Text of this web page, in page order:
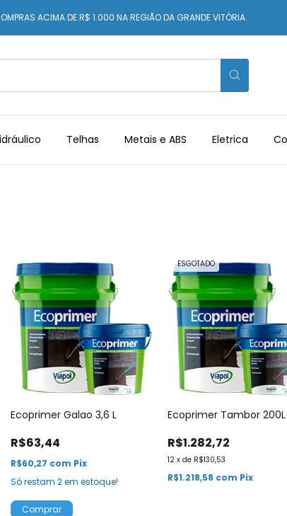
ACIMA DE R$ 1.000 NA REGIÃO DA GRANDE VITÓRIA.
Telhas Metais e ABS Eletrica
Ecoprimer Galao 3,6 L
R$63,44
R$60,27 com Pix
Só restam 2em estoque!
ESGOTADO
Ecoprimer Tambor 200L
R$1.282,72
12 xde R$130,53
R$1.218,58 com Pix